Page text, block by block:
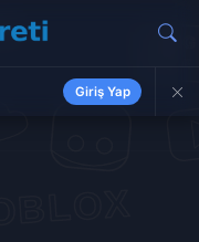
Giriş Yap